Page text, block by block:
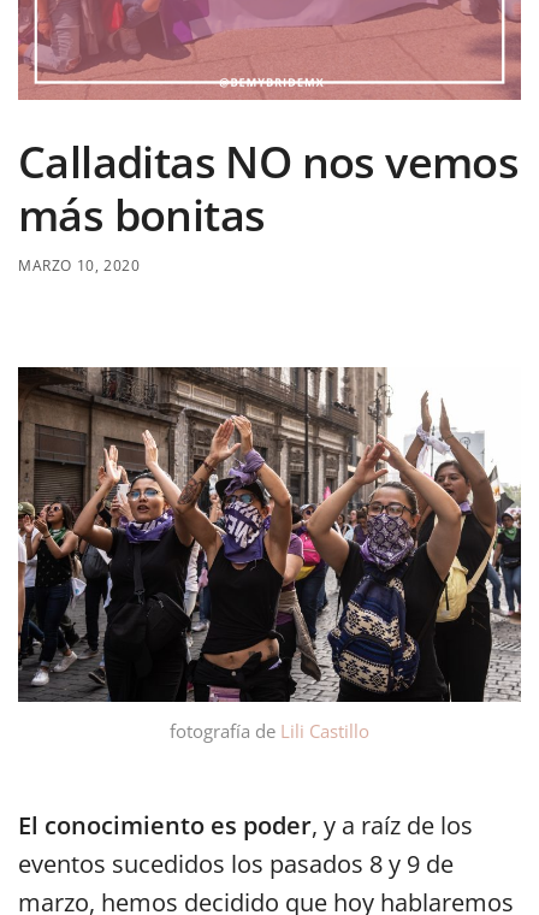
Calladitas NO nos vemos
más bonitas
MARZO 10, 2020
fotografía de Lili Castillo
El conocimiento es poder, y a raíz de los
eventos sucedidos los pasados 8 y 9 de
marzo, hemos decidido que hoy hablaremos